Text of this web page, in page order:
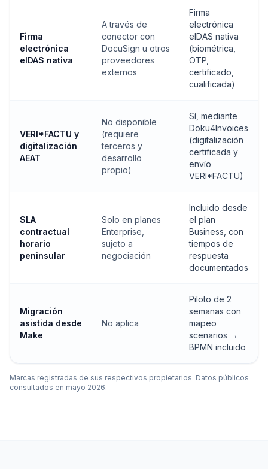
Firma
electrónica
eIDAS nativa
A través de
conector con
DocuSign u otros
proveedores
externos
Firma
electrónica
eIDAS nativa
(biométrica,
OTP,
certificado,
cualificada)
VERI*FACTU y
digitalización
AEAT
No disponible
(requiere
terceros y
desarrollo
propio)
Sí, mediante
Doku4Invoices
(digitalización
certificada y
envío
VERI*FACTU)
SLA
contractual
horario
peninsular
Solo en planes
Enterprise,
sujeto a
negociación
Incluido desde
el plan
Business, con
tiempos de
respuesta
documentados
Migración
asistida desde
Make
No aplica
Piloto de 2
semanas con
mapeo
scenarios →
BPMN incluido
Marcas registradas de sus respectivos propietarios. Datos públicos
consultados en mayo 2026.